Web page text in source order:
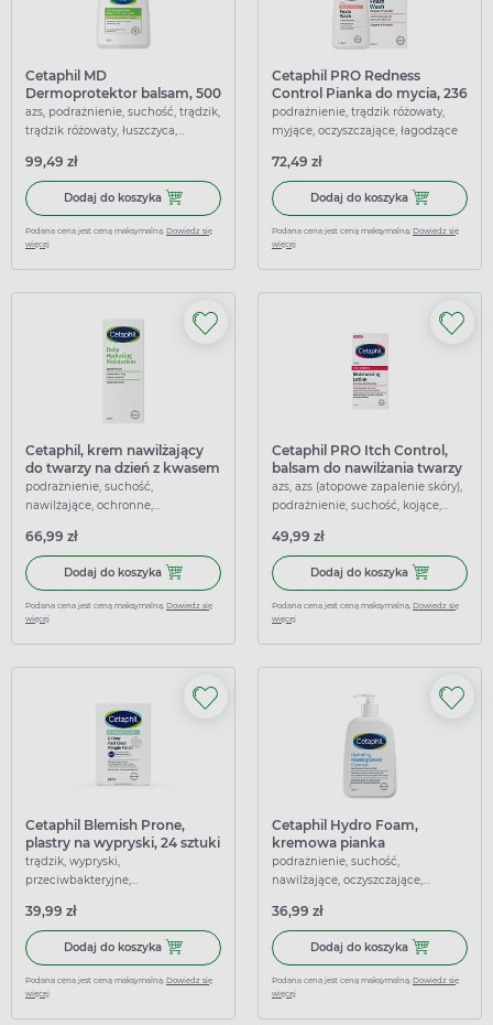
Cetaphil MD
Dermoprotektor balsam, 500
ml
azs, podrażnienie, suchość, trądzik,
trądzik różowaty, łuszczyca,
łagodzące
99,49 zł
Dodaj do koszyka Dodaj do koszyka Cetaphil MD Dermoprotektor balsam,
Podana cena jest ceną maksymalną. Dowiedz się
więcej
Cetaphil PRO Redness
Control Pianka do mycia, 236
ml
podrażnienie, trądzik różowaty,
myjące, oczyszczające, łagodzące
72,49 zł
Dodaj do koszyka Dodaj do
Podana cena jest ceną maksymalną. Dowiedz się
więcej
Cetaphil, krem nawilżający
do twarzy na dzień z kwasem
hialuronowym, 88 ml
podrażnienie, suchość,
nawilżające, ochronne,
66,99 zł
Dodaj do koszyka Dodaj do koszyka Cetaphil, krem nawilżający do twarzy
Podana cena jest ceną maksymalną. Dowiedz się
więcej
Cetaphil PRO Itch Control,
balsam do nawilżania twarzy
i ciała, 236 ml
azs, azs (atopowe zapalenie skóry),
podrażnienie, suchość, kojące,
49,99 zł
Dodaj do koszyka Dodaj do
Podana cena jest ceną maksymalną. Dowiedz się
więcej
Cetaphil Blemish Prone,
plastry na wypryski, 24 sztuki
trądzik, wypryski,
przeciwbakteryjne,
łagodzące
39,99 zł
Dodaj do koszyka Dodaj do koszyka Cetaphil Blemish Prone, plastry na
Podana cena jest ceną maksymalną. Dowiedz się
więcej
Cetaphil Hydro Foam,
kremowa pianka
oczyszczająca, 236 ml
podrażnienie, suchość,
nawilżające, oczyszczające,
36,99 zł
Dodaj do koszyka Dodaj do
Podana cena jest ceną maksymalną. Dowiedz się
więcej